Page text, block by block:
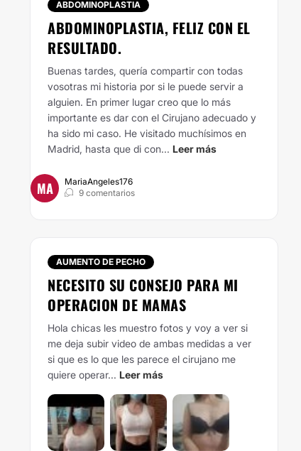
ABDOMINOPLASTIA
ABDOMINOPLASTIA, FELIZ CON EL
RESULTADO.
Buenas tardes, quería compartir con todas
vosotras mi historia por si le puede servir a
alguien. En primer lugar creo que lo más
importante es dar con el Cirujano adecuado y
ha sido mi caso. He visitado muchísimos en
Madrid, hasta que di con... Leer más
MA
MariaAngeles176
9 comentarios
AUMENTO DE PECHO
NECESITO SU CONSEJO PARA MI
OPERACION DE MAMAS
Hola chicas les muestro fotos y voy a ver si
me deja subir video de ambas medidas a ver
si que es lo que les parece el cirujano me
quiere operar... Leer más